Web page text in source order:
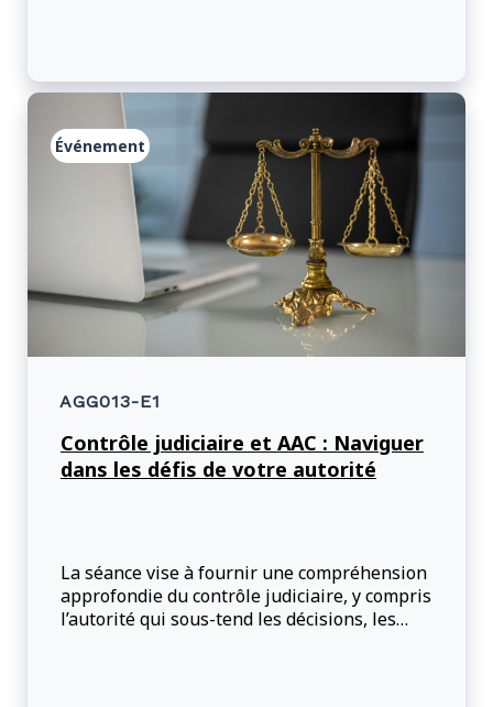
Événement
AGG013-E1
Contrôle judiciaire et AAC : Naviguer
dans les défis de votre autorité
La séance vise à fournir une compréhension
approfondie du contrôle judiciaire, y compris
l’autorité qui sous-tend les décisions, les